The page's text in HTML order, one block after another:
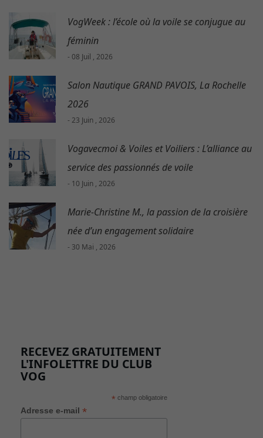
VogWeek : l’école où la voile se conjugue au
féminin
- 08 Juil , 2026
Salon Nautique GRAND PAVOIS, La Rochelle
2026
- 23 Juin , 2026
Vogavecmoi & Voiles et Voiliers : L’alliance au
service des passionnés de voile
- 10 Juin , 2026
Marie-Christine M., la passion de la croisière
née d’un engagement solidaire
- 30 Mai , 2026
RECEVEZ GRATUITEMENT
L'INFOLETTRE DU CLUB
VOG
* champ obligatoire
Adresse e-mail *